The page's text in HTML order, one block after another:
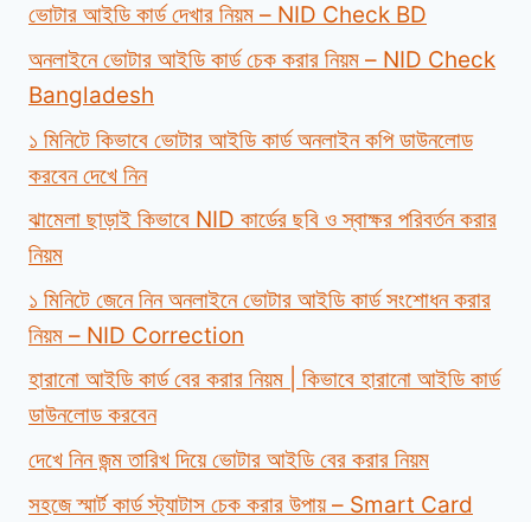
ভোটার আইডি কার্ড দেখার নিয়ম – NID Check BD
অনলাইনে ভোটার আইডি কার্ড চেক করার নিয়ম – NID Check
Bangladesh
১ মিনিটে কিভাবে ভোটার আইডি কার্ড অনলাইন কপি ডাউনলোড
করবেন দেখে নিন
ঝামেলা ছাড়াই কিভাবে NID কার্ডের ছবি ও স্বাক্ষর পরিবর্তন করার
নিয়ম
১ মিনিটে জেনে নিন অনলাইনে ভোটার আইডি কার্ড সংশোধন করার
নিয়ম – NID Correction
হারানো আইডি কার্ড বের করার নিয়ম | কিভাবে হারানো আইডি কার্ড
ডাউনলোড করবেন
দেখে নিন জন্ম তারিখ দিয়ে ভোটার আইডি বের করার নিয়ম
সহজে স্মার্ট কার্ড স্ট্যাটাস চেক করার উপায় – Smart Card